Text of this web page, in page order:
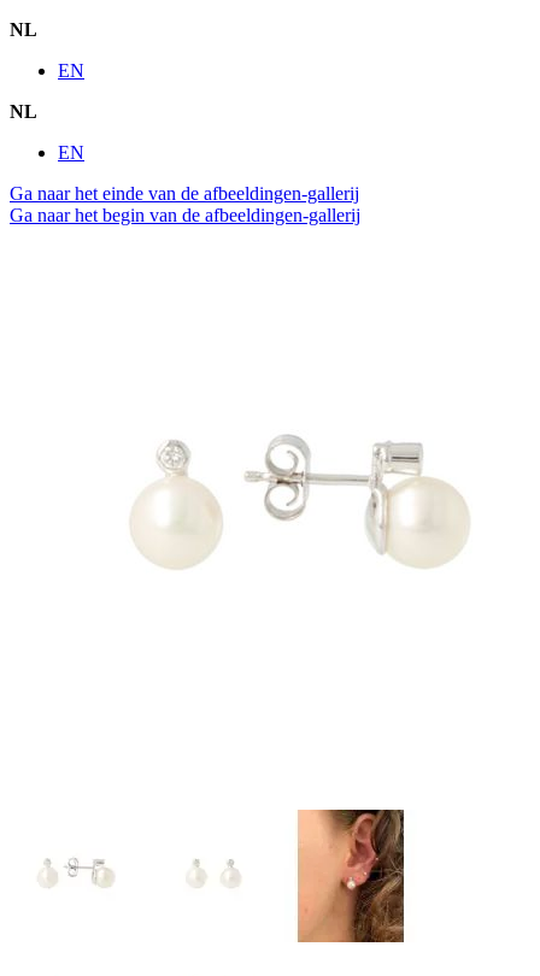
NL
EN
NL
EN
Ga naar het einde van de afbeeldingen-gallerij
Ga naar het begin van de afbeeldingen-gallerij